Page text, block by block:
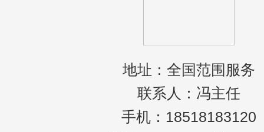
地址：全国范围服务
联系人：冯主任
手机：18518183120